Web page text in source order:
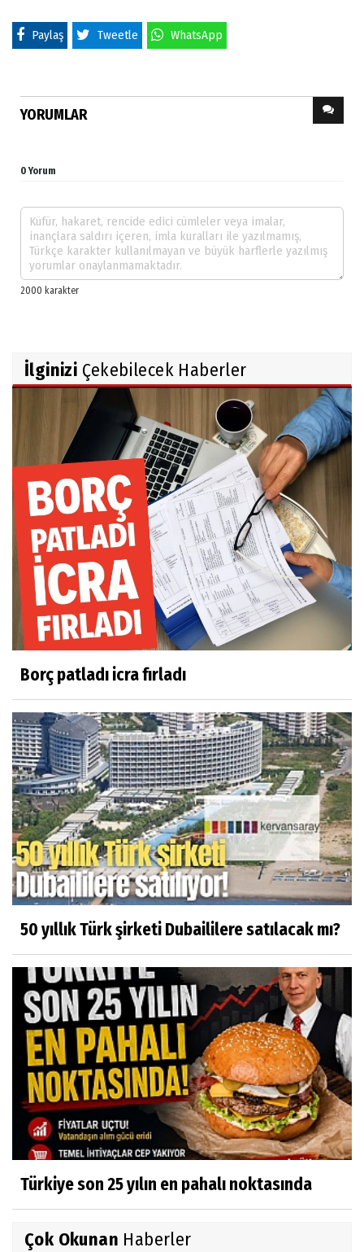
Paylaş Tweetle WhatsApp
YORUMLAR
0 Yorum
İlginizi Çekebilecek Haberler
Borç patladı icra fırladı
50 yıllık Türk şirketi Dubaililere satılacak mı?
Türkiye son 25 yılın en pahalı noktasında
Çok Okunan Haberler